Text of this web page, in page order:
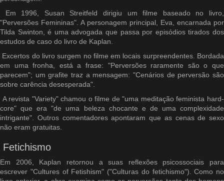
Em 1996, Susan Streitfeld dirigiu um filme baseado no livro,
"Perversões Femininas". A personagem principal, Eva, encarnada por
Tilda Swinton, é uma advogada que passa por episódios tirados dos
estudos de caso do livro de Kaplan.
Excertos do livro surgem no filme em locais surpreendentes. Bordada
em uma fronha, está a frase: "Perversões raramente são o que
parecem"; um grafite traz a mensagem: "Cenários de perversão são
sobre carência desesperada".
A revista "Variety" chamou o filme de "uma meditação feminista hard-
core" que era "de uma beleza chocante e de uma complexidade
intrigante". Outros comentadores apontaram que as cenas de sexo
não eram gratuitas.
Fetichismo
Em 2006, Kaplan retornou a suas reflexões psicossociais para
escrever "Cultures of Fetishism" ("Culturas do fetichismo"). Como no